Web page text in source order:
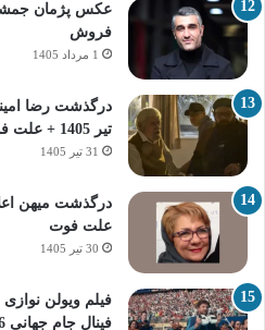
عکس پژمان
فروش
1 مرداد 1405
تیر 1405 + علت فوت
31 تیر 1405
درگذشت میهن
علت فوت
30 تیر 1405
فیلم ویولن
فینال جام جهانی 2026